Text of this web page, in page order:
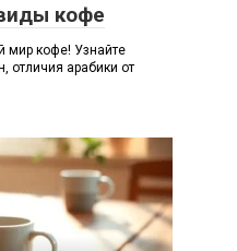
кофе
мир кофе! Узнайте
отличия арабики от